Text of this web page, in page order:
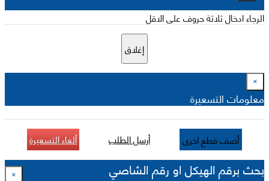
الرجاء ادخال ثلاثة حروف على الاقل
إغلاق
×
معلومات التسعيرة
أضف قطع اخرى أرسل الطلب ألغاء التسعيرة
بحث برقم الهيكل او رقم الشاصي ×